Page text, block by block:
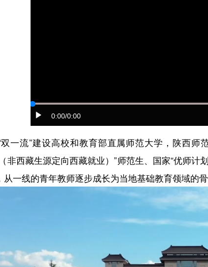
0:00/0:00
流”建设高校和教育部直属师范大学，陕西师
非西藏生源定向西藏就业）”师范生、国家“优师
一线的青年教师逐步成长为当地基础教育领域的骨